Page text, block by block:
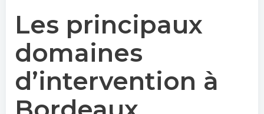
Les principaux
domaines
d’intervention à